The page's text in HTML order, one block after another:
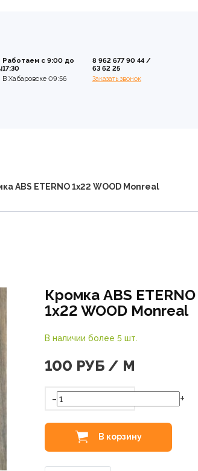
Работаем с 9:00 до
17:30
В Хабаровске 09:56
8 962 677 90 44/
63 62 25
Заказать звонок
ABS ETERNO 1x22 WOOD Monreal
Кромка ABS ETERNO
1x22 WOOD Monreal
В наличии более 5 шт.
100 РУБ / М
- +
В корзину